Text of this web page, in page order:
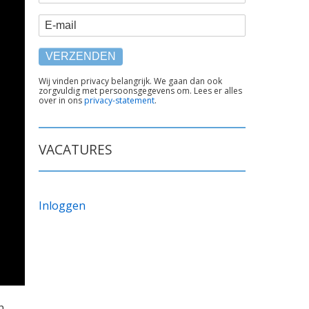
E-mail
TEKST
ONDER
FORMULIER
Wij vinden privacy belangrijk. We gaan dan ook
zorgvuldig met persoonsgegevens om. Lees er alles
over in onsprivacy-statement.
VACATURES
Inloggen